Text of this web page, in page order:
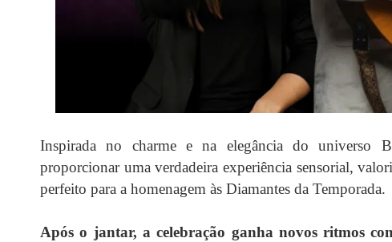
Inspirada no charme e na elegância do universo
proporcionar uma verdadeira experiência sensorial,
perfeito para a homenagem às Diamantes da Temporada.
Após o jantar, a celebração ganha novos ritmos